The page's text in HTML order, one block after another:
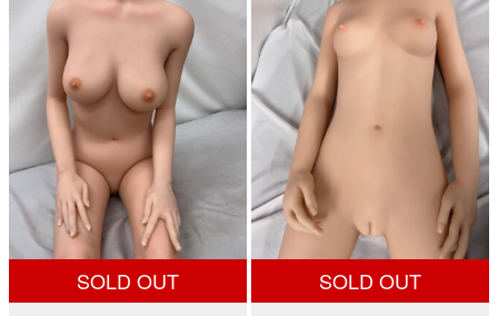
¥300,000
で
し
た。
は
¥148,000
で
す。
¥80,000
で
し
た。
は
で
す。
SOLD OUT SOLD OUT